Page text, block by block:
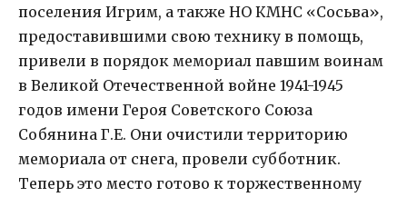
поселения Игрим, а также НО КМНС «Сосьва»,
предоставившими свою технику в помощь,
привели в порядок мемориал павшим воинам
в Великой Отечественной войне 1941-1945
годов имени Героя Советского Союза
Собянина Г.Е. Они очистили территорию
мемориала от снега, провели субботник.
Теперь это место готово к торжественному